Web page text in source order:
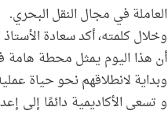
العاملة في مجال النقل البحري.
وخلال كلمته، أكد سعادة
أن هذا اليوم يمثل محطة هامة
وبداية لانطلاقهم نحو حياة
و تسعى الأكاديمية دائمًا إلى